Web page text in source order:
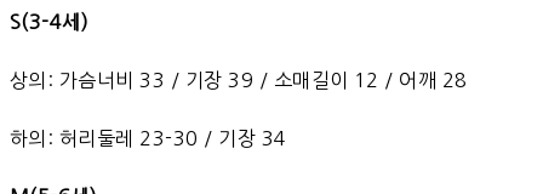
S(3-4세)
상의: 가슴너비 33 / 기장 39 / 소매길이 12 / 어깨 28
하의: 허리둘레 23-30 / 기장 34